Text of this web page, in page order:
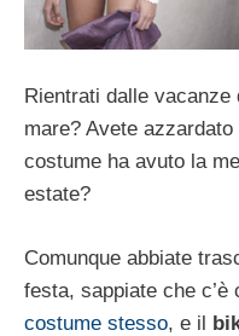
Rientrati dalle
mare? Avete
costume ha avuto la
estate?
Comunque abbiate
festa, sappiate che c’è
costume stesso, e il